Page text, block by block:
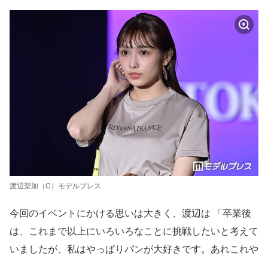
渡辺梨加（C）モデルプレス
今回のイベントにかける思いは大きく、渡辺は 「卒業後
は、これまで以上にいろいろなことに挑戦したいと考えて
いましたが、私はやっぱりパンが大好きです。あれこれや